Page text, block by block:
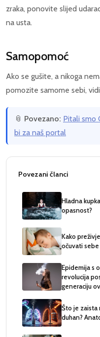
zraka, ponovite slijed
na usta.
Samopomoć
Ako se gušite, a nikoga
pomozite samome sebi,
📎 Povezano: Pitali smo
bi za naš portal
Povezani članci
Hladna
opasnost?
Kako
očuvati sebe
Epidemija s
revolucija
generaciju
Što je zaista
duhan?